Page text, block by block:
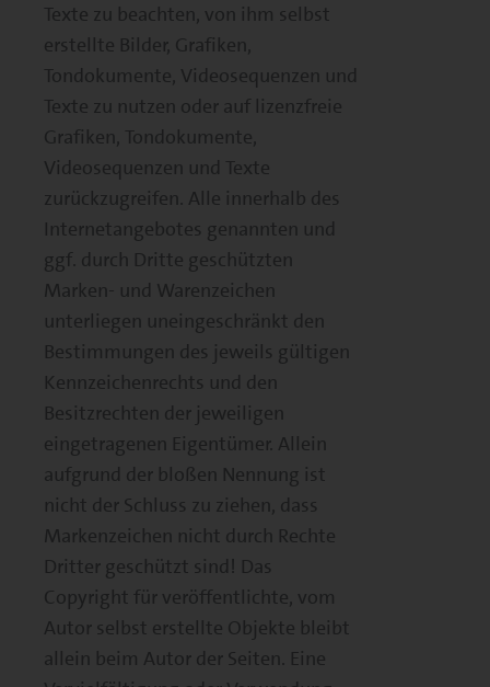
Texte zu beachten, von ihm selbst
erstellte Bilder, Grafiken,
Tondokumente, Videosequenzen und
Texte zu nutzen oder auf lizenzfreie
Grafiken, Tondokumente,
Videosequenzen und Texte
zurückzugreifen. Alle innerhalb des
Internetangebotes genannten und
ggf. durch Dritte geschützten
Marken- und Warenzeichen
unterliegen uneingeschränkt den
Bestimmungen des jeweils gültigen
Kennzeichenrechts und den
Besitzrechten der jeweiligen
eingetragenen Eigentümer. Allein
aufgrund der bloßen Nennung ist
nicht der Schluss zu ziehen, dass
Markenzeichen nicht durch Rechte
Dritter geschützt sind! Das
Copyright für veröffentlichte, vom
Autor selbst erstellte Objekte bleibt
allein beim Autor der Seiten. Eine